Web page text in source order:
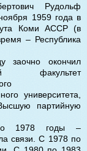
Рудольф
1959 года в
Коми АССР (в
– Республика
заочно окончил
факультет
университета,
партийную
1978 годы –
связи. С 1978 по